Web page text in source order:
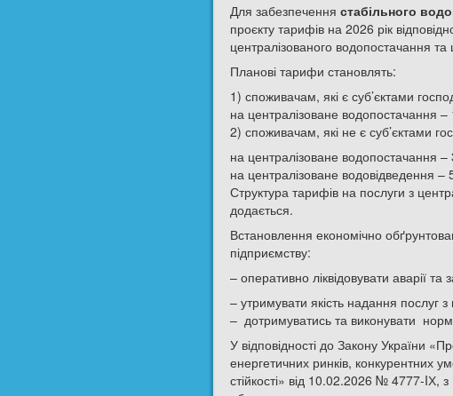
Для забезпеченнястабільного
проєкту тарифів на 2026 рік
централізованого водопостачання
Планові тарифи становлять:
1) споживачам, які є суб’єктами
на централізоване водопостачання
2) споживачам, які не є суб’єктами
на централізоване водопостачання
на централізоване водовідведення
Структура тарифів на послуги з
додається.
Встановлення економічно
підприємству:
– оперативно ліквідовувати аварії
– утримувати якість надання послуг
– дотримуватись та виконувати
У відповідності до Закону України
енергетичних ринків, конкурентних
стійкості» від 10.02.2026 № 4777-IХ,